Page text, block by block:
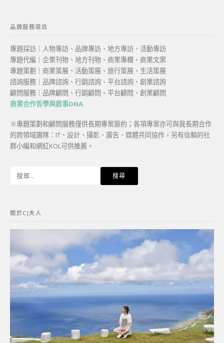
品牌服務項目
專題採訪｜人物專訪、品牌專訪、地方專訪、活動專訪
專題代編｜企業刊物、地方刊物、商業專欄、商業文案
專題策劃｜商業策展、活動策展、旅行策展、生活策展
諮詢服務｜品牌諮詢、行銷諮詢、平台諮詢、創業諮詢
顧問服務｜品牌顧問、行銷顧問、平台顧問、創業顧問
商業合作哲學與敘事DNA
※專題策劃和顧問服務僅供長期專案簽約；各項專案亦可與我長期合作
的跨領域團隊：IT、設計、攝影、廣告、媒體共同協作，另有信賴的社
群小編和網紅KOL可供推薦。
字:
關於CJ夫人